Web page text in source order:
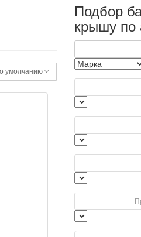
умолчанию
Подбор
крышу по